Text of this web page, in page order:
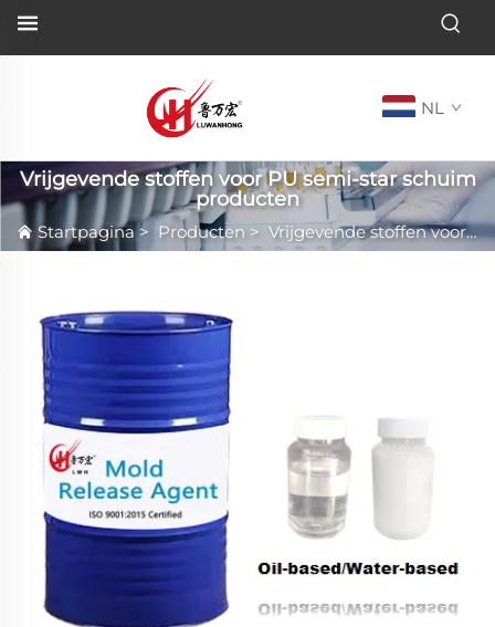
NL
Vrijgevende stoffen voor PU semi-star schuim
producten
Startpagina> Producten > Vrijgevende stoffen voor PU semi-star schuim producten